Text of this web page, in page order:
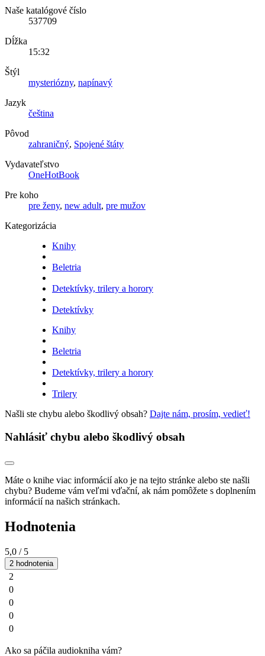
Naše katalógové číslo
537709
Dĺžka
15:32
Štýl
mysteriózny, napínavý
Jazyk
čeština
Pôvod
zahraničný, Spojené štáty
Vydavateľstvo
OneHotBook
Pre koho
pre ženy, new adult, pre mužov
Kategorizácia
Knihy
Beletria
Detektívky, trilery a horory
Detektívky
Knihy
Beletria
Detektívky, trilery a horory
Trilery
Našli ste chybu alebo škodlivý obsah? Dajte nám, prosím, vedieť!
Nahlásiť chybu alebo škodlivý obsah
Máte o knihe viac informácií ako je na tejto stránke alebo ste našli
chybu? Budeme vám veľmi vďační, ak nám pomôžete s doplnením
informácií na našich stránkach.
Hodnotenia
5,0 / 5
2 hodnotenia
2
0
0
0
0
Ako sa páčila audiokniha vám?